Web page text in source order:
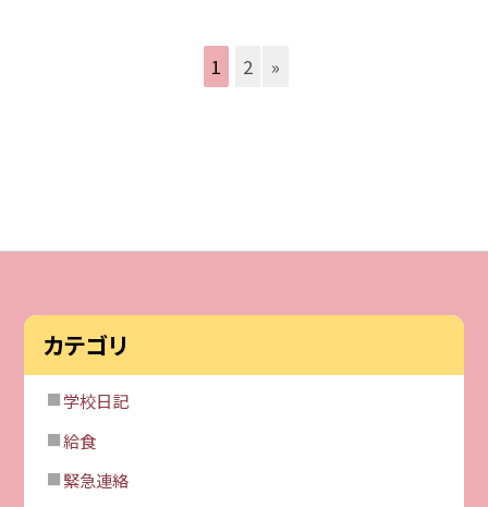
1 2 »
カテゴリ
学校日記
給食
緊急連絡